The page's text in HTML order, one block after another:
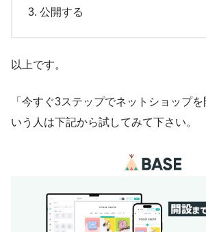
公開する
以上です。
「今すぐ3ステップでネットショップ
いう人は下記から試してみて下さい。